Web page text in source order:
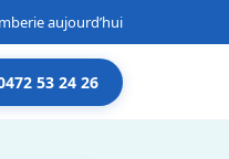
aujourd’hui
53 24 26